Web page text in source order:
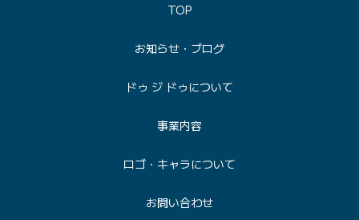
TOP
お知らせ・ブログ
ドゥ ジ ドゥについて
事業内容
ロゴ・キャラについて
お問い合わせ